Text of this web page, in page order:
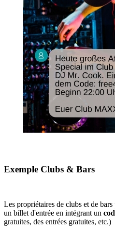
Exemple Clubs & Bars
Les propriétaires de clubs et de
un billet d'entrée en intégrant un
gratuites, des entrées gratuites, etc.)